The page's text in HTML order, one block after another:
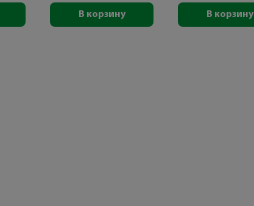
В корзину В корзину